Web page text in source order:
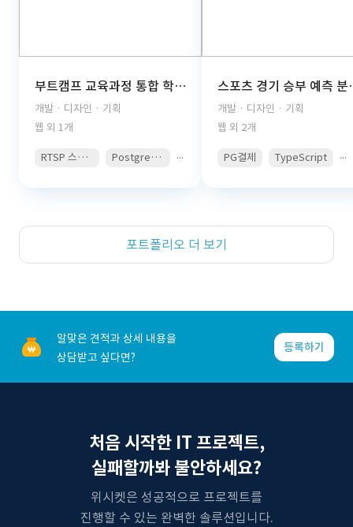
부트캠프 교육과정 통합 학습관리 플랫폼(React, TypeScript, FastAPI, PostgreSQL, AWS S3, JWT Auth, PDF Viewer)
개발 · 디자인 · 기획
웹 외 1개
RTSP 스트리밍 PostgreSQL ...
스포츠 경기 승부 예
개발 · 디자인 · 기획
웹 외 2개
PG결제 TypeScript ...
포트폴리오 더 보기
알맞은 견적과 상세 내용을
상담받고 싶다면?
등록하기
처음 시작한 IT 프로젝트,
실패할까봐 불안하세요?
위시켓은 성공적으로 프로젝트를
진행할 수 있는 완벽한 솔루션입니다.